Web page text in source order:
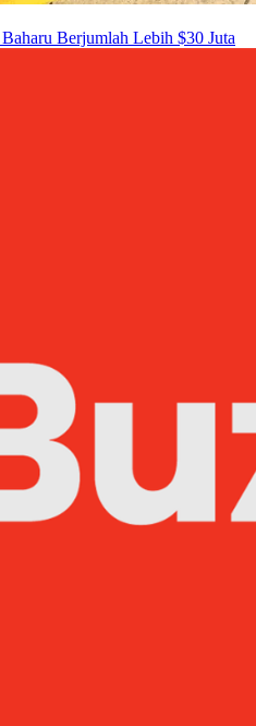
Berjumlah Lebih $30 Juta